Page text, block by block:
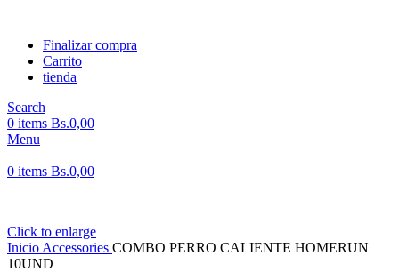
Finalizar compra
Carrito
tienda
Search
0 items Bs.0,00
Menu
0 items Bs.0,00
Click to enlarge
Inicio Accessories COMBO PERRO CALIENTE HOMERUN
10UND